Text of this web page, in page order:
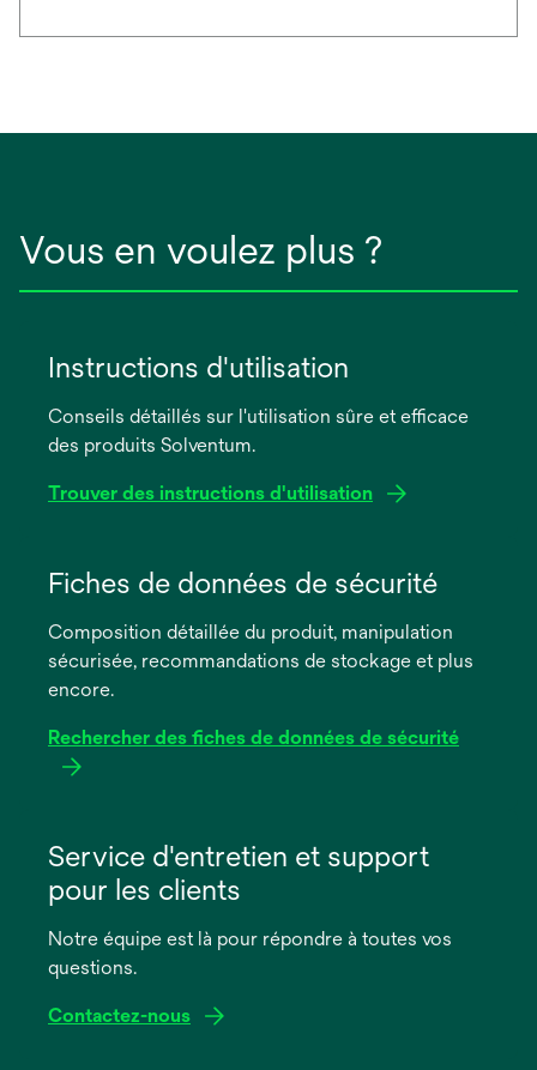
Vous en voulez plus ?
Instructions d'utilisation
Conseils détaillés sur l'utilisation sûre et efficace
des produits Solventum.
Trouver des instructions d'utilisation
dans
nouvel
onglet
Fiches de données de sécurité
Composition détaillée du produit, manipulation
sécurisée, recommandations de stockage et plus
encore.
Rechercher des fiches de données de sécurité
dans
nouvel
onglet
Service d'entretien et support
pour les clients
Notre équipe est là pour répondre à toutes vos
questions.
Contactez-nous